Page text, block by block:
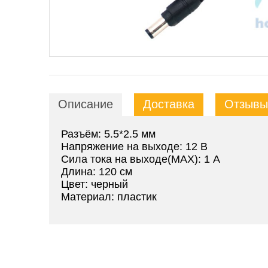
Описание Доставка
Разъём: 5.5*2.5 мм
Напряжение на выходе: 12 В
Сила тока на выходе(MAX): 1 A
Длина: 120 см
Цвет: черный
Материал: пластик